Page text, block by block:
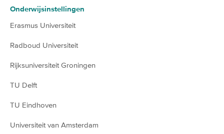
Onderwijsinstellingen
Erasmus Universiteit
Radboud Universiteit
Rijksuniversiteit Groningen
TU Delft
TU Eindhoven
Universiteit van Amsterdam